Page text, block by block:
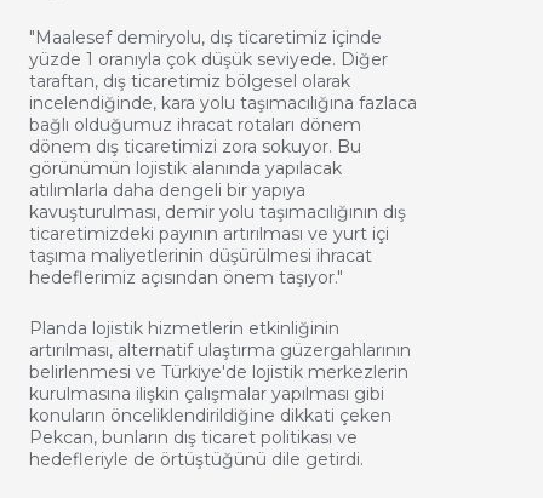
"Maalesef demiryolu, dış ticaretimiz içinde
yüzde 1 oranıyla çok düşük seviyede. Diğer
taraftan, dış ticaretimiz bölgesel olarak
incelendiğinde, kara yolu taşımacılığına fazlaca
bağlı olduğumuz ihracat rotaları dönem
dönem dış ticaretimizi zora sokuyor. Bu
görünümün lojistik alanında yapılacak
atılımlarla daha dengeli bir yapıya
kavuşturulması, demir yolu taşımacılığının dış
ticaretimizdeki payının artırılması ve yurt içi
taşıma maliyetlerinin düşürülmesi ihracat
hedeflerimiz açısından önem taşıyor."
Planda lojistik hizmetlerin etkinliğinin
artırılması, alternatif ulaştırma güzergahlarının
belirlenmesi ve Türkiye'de lojistik merkezlerin
kurulmasına ilişkin çalışmalar yapılması gibi
konuların önceliklendirildiğine dikkati çeken
Pekcan, bunların dış ticaret politikası ve
hedefleriyle de örtüştüğünü dile getirdi.